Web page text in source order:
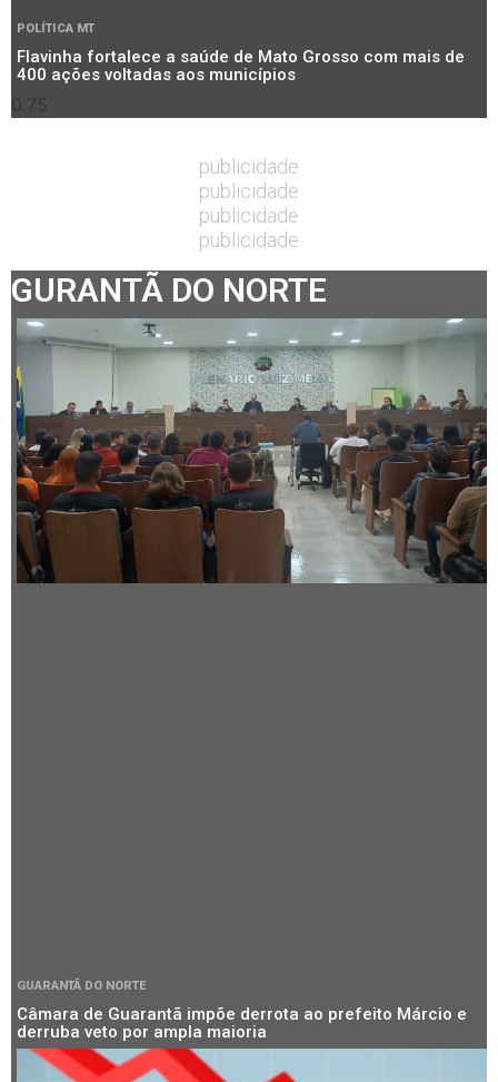
POLÍTICA MT
Flavinha fortalece a saúde de Mato Grosso com mais de
400 ações voltadas aos municípios
publicidade
publicidade
publicidade
publicidade
GURANTÃ DO NORTE
GUARANTÃ DO NORTE
Câmara de Guarantã impõe derrota ao prefeito Márcio e
derruba veto por ampla maioria